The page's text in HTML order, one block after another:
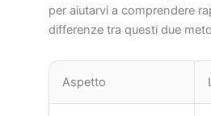
per aiutarvi a comprendere
differenze tra questi due
Aspetto